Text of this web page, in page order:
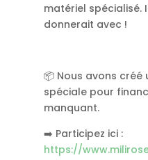
matériel spécialisé.
donnerait avec !
📦 Nous avons créé
spéciale pour
manquant.
➡️ Participez ici :
https://